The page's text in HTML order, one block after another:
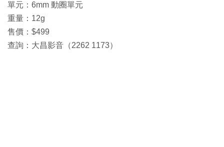
單元：6mm 動圈單元
重量：12g
售價：$499
查詢：大昌影音（2262 1173）